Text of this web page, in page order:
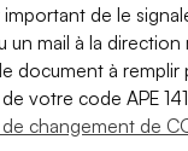
de le
un mail à la
le document à
votre code APE
changement de